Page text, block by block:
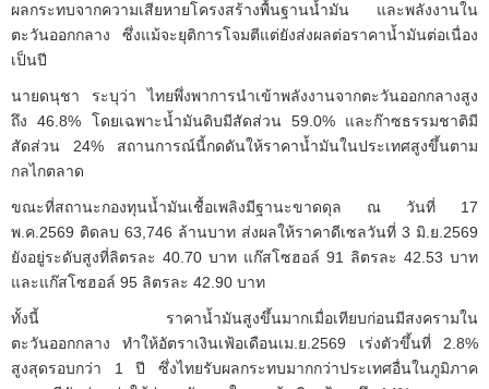
ผลกระทบจากความเสียหายโครงสร้างพื้นฐานน้ำมัน และพลังงานใน
ตะวันออกกลาง ซึ่งแม้จะยุติการโจมตีแต่ยังส่งผลต่อราคาน้ำมันต่อเนื่อง
เป็นปี
นายดนุชา ระบุว่า ไทยพึ่งพาการนำเข้าพลังงานจากตะวันออกกลางสูง
ถึง 46.8% โดยเฉพาะน้ำมันดิบมีสัดส่วน 59.0% และก๊าซธรรมชาติมี
สัดส่วน 24% สถานการณ์นี้กดดันให้ราคาน้ำมันในประเทศสูงขึ้นตาม
กลไกตลาด
ขณะที่สถานะกองทุนน้ำมันเชื้อเพลิงมีฐานะขาดดุล ณ วันที่ 17
พ.ค.2569 ติดลบ 63,746 ล้านบาท ส่งผลให้ราคาดีเซลวันที่ 3 มิ.ย.2569
ยังอยู่ระดับสูงที่ลิตรละ 40.70 บาท แก๊สโซฮอล์ 91 ลิตรละ 42.53 บาท
และแก๊สโซฮอล์ 95 ลิตรละ 42.90 บาท
ทั้งนี้ ราคาน้ำมันสูงขึ้นมากเมื่อเทียบก่อนมีสงครามใน
ตะวันออกกลาง ทำให้อัตราเงินเฟ้อเดือนเม.ย.2569 เร่งตัวขึ้นที่ 2.8%
สูงสุดรอบกว่า 1 ปี ซึ่งไทยรับผลกระทบมากกว่าประเทศอื่นในภูมิภาค